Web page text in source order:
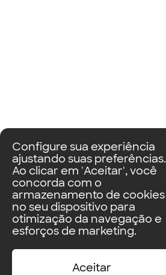
Configure sua experiência
ajustando suas preferências.
Ao clicar em 'Aceitar', você
concorda com o
armazenamento de cookies
no seu dispositivo para
otimização da navegação e
esforços de marketing.
Aceitar